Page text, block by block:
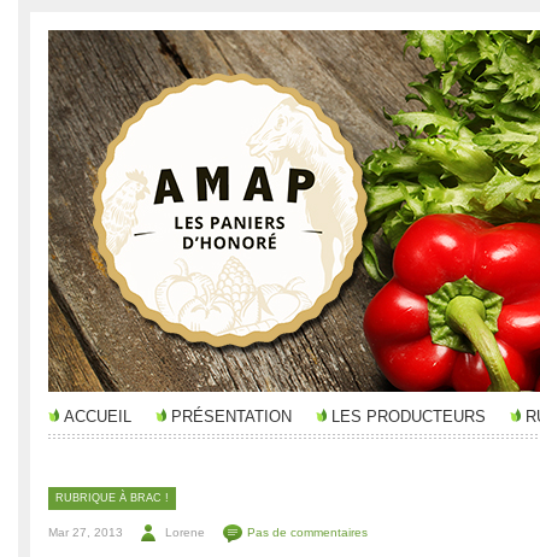
ACCUEIL PRÉSENTATION LES PRODUCTEURS
RUBRIQUE À BRAC !
Mar 27, 2013 Lorene Pas de commentaires